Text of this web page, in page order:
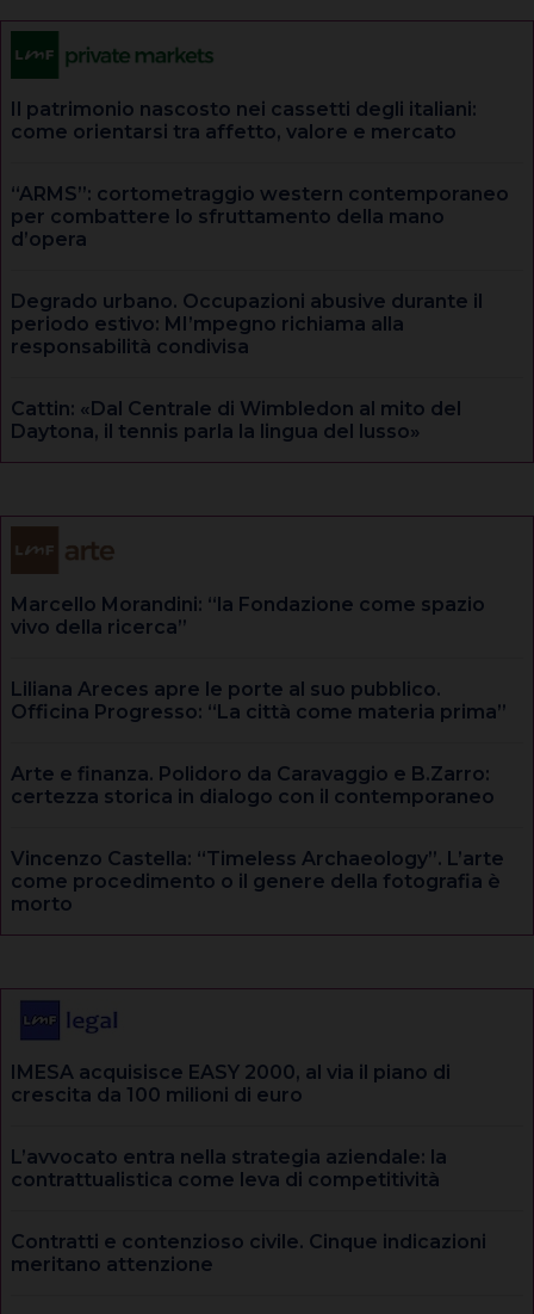
Il patrimonio nascosto nei cassetti degli italiani:
come orientarsi tra affetto, valore e mercato
“ARMS”: cortometraggio western contemporaneo
per combattere lo sfruttamento della mano
d’opera
Degrado urbano. Occupazioni abusive durante il
periodo estivo: MI’mpegno richiama alla
responsabilità condivisa
Cattin: «Dal Centrale di Wimbledon al mito del
Daytona, il tennis parla la lingua del lusso»
Marcello Morandini: “la Fondazione come spazio
vivo della ricerca”
Liliana Areces apre le porte al suo pubblico.
Officina Progresso: “La città come materia prima”
Arte e finanza. Polidoro da Caravaggio e B.Zarro:
certezza storica in dialogo con il contemporaneo
Vincenzo Castella: “Timeless Archaeology”. L’arte
come procedimento o il genere della fotografia è
morto
IMESA acquisisce EASY 2000, al via il piano di
crescita da 100 milioni di euro
L’avvocato entra nella strategia aziendale: la
contrattualistica come leva di competitività
Contratti e contenzioso civile. Cinque indicazioni
meritano attenzione